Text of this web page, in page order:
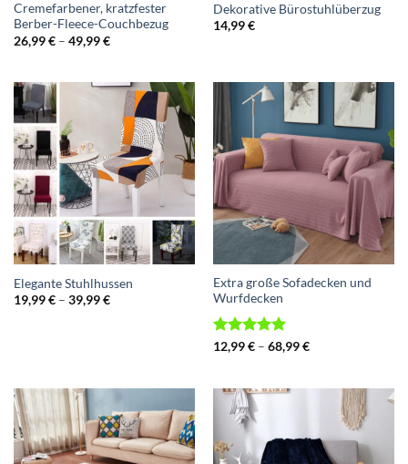
Cremefarbener, kratzfester
Berber-Fleece-Couchbezug
26,99€ – 49,99€Preisspanne:
Dekorative Bürostuhlüberzug
14,99€
Elegante Stuhlhussen
19,99€ – 39,99€Preisspanne:
Extra große Sofadecken und
Wurfdecken
Bewertet
12,99€ – 68,99€Preisspanne: